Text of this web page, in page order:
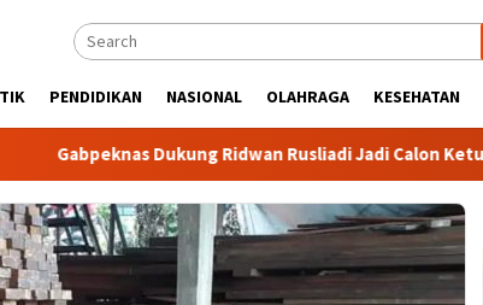
PENDIDIKAN NASIONAL OLAHRAGA KESEHATAN
Dukung Ridwan Rusliadi Jadi Calon Ketua Kadin